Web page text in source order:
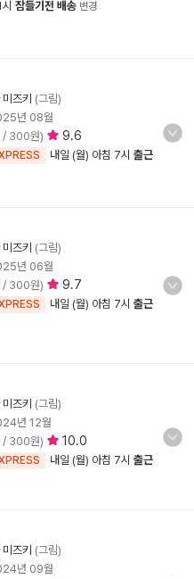
잠들기전 배송 변경
즈키 (그림)
년 08월
/ 300원) 9.6
내일 (월) 아침 7시 출근
즈키 (그림)
년 06월
/ 300원) 9.7
내일 (월) 아침 7시 출근
즈키 (그림)
년 12월
/ 300원) 10.0
내일 (월) 아침 7시 출근
즈키 (그림)
년 09월